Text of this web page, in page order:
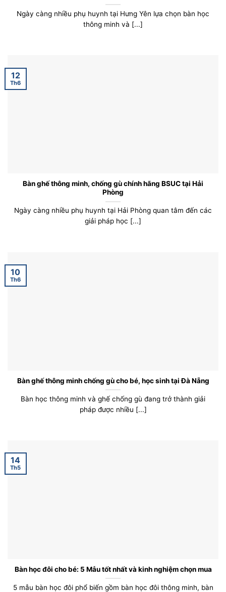
Ngày càng nhiều phụ huynh tại Hưng Yên lựa chọn bàn học
thông minh và [...]
Bàn ghế thông minh, chống gù chính hãng BSUC tại Hải
Phòng
Ngày càng nhiều phụ huynh tại Hải Phòng quan tâm đến các
giải pháp học [...]
12
Th6
Bàn ghế thông minh chống gù cho bé, học sinh tại Đà Nẵng
Bàn học thông minh và ghế chống gù đang trở thành giải
pháp được nhiều [...]
10
Th6
Bàn học đôi cho bé: 5 Mẫu tốt nhất và kinh nghiệm chọn mua
5 mẫu bàn học đôi phổ biến gồm bàn học đôi thông minh, bàn
14
Th5